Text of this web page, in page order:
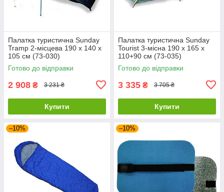
Палатка туристична Sunday
Tramp 2-місцева 190 х 140 х
105 см (73-030)
Готово до відправки
2 908 ₴ 3 231 ₴
Купити
Палатка туристична Sunday
Tourist 3-місна 190 х 165 х
110+90 см (73-035)
Готово до відправки
3 335 ₴ 3 705 ₴
Купити
–10% –10%